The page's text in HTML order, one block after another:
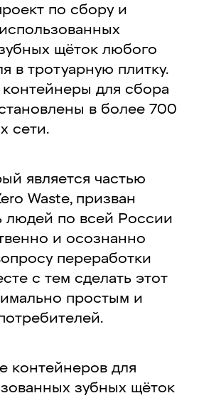
по сбору и
щёток любого
в тротуарную плитку.
для сбора
в более 700
сети.
является частью
Waste, призван
людей по всей России
и осознанно
переработки
с тем сделать этот
простым и
контейнеров для
зубных щёток